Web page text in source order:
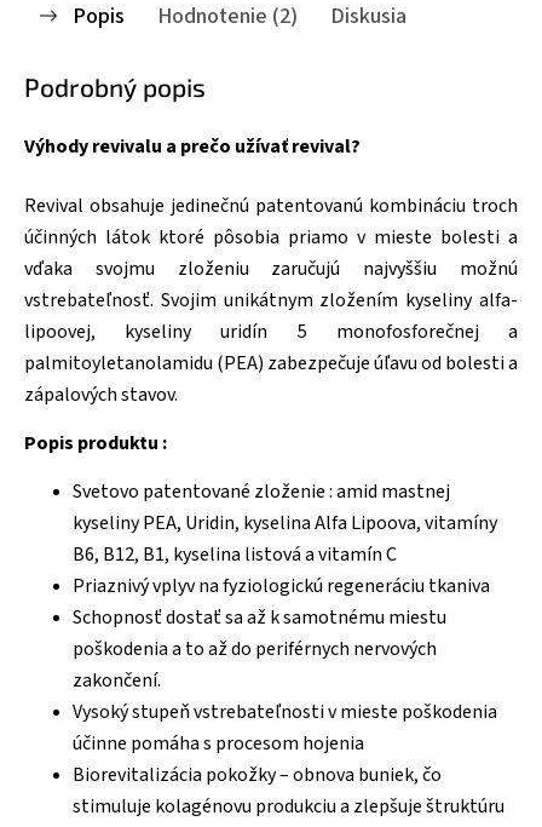
Popis Hodnotenie (2) Diskusia
Podrobný popis
Výhody revivalu a prečo užívať revival?
Revival obsahuje jedinečnú patentovanú kombináciu troch
účinných látok ktoré pôsobia priamo v mieste bolesti a
vďaka svojmu zloženiu zaručujú najvyššiu možnú
vstrebateľnosť. Svojim unikátnym zložením kyseliny alfa-
lipoovej, kyseliny uridín 5 monofosforečnej a
palmitoyletanolamidu (PEA) zabezpečuje úľavu od bolesti a
zápalových stavov.
Popis produktu :
Svetovo patentované zloženie : amid mastnej
kyseliny PEA, Uridin, kyselina Alfa Lipoova, vitamíny
B6, B12, B1, kyselina listová a vitamín C
Priaznivý vplyv na fyziologickú regeneráciu tkaniva
Schopnosť dostať sa až k samotnému miestu
poškodenia a to až do periférnych nervových
zakončení.
Vysoký stupeň vstrebateľnosti v mieste poškodenia
účinne pomáha s procesom hojenia
Biorevitalizácia pokožky – obnova buniek, čo
stimuluje kolagénovu produkciu a zlepšuje štruktúru